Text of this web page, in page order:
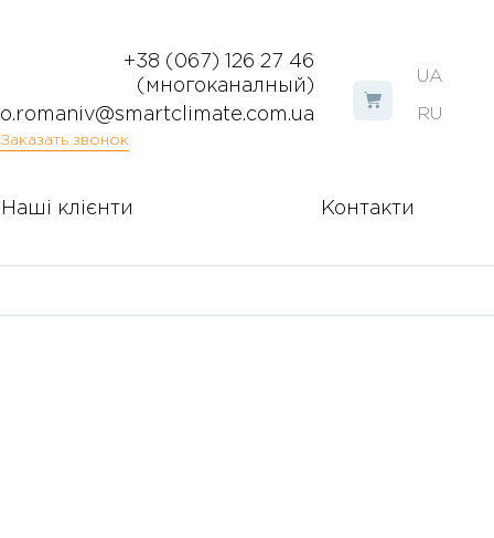
UA
RU
+38 (067) 126 27 46
(многоканалный)
o.romaniv@smartclimate.com.ua
Заказать звонок
Наші клієнти Контакти